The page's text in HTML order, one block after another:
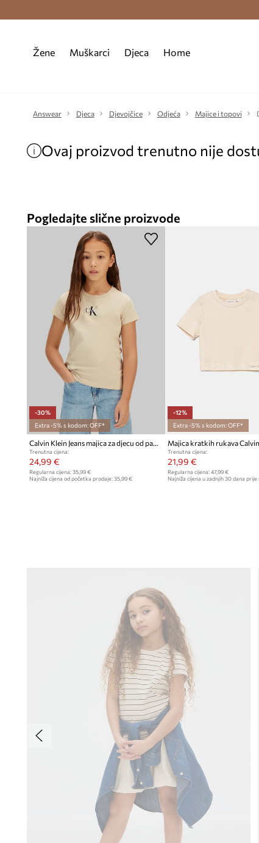
Žene Muškarci Djeca Home
Answear Djeca Djevojčice Odjeća Majice i topovi
Ovaj proizvod trenutno nije
Pogledajte slične proizvode
-30%
Extra -5% s kodom: OFF*
Calvin Klein Jeans majica za djecu od pamuka 2-pack
Trenutna cijena:
24,99 €
Regularna cijena: 35,99 €
Najniža cijena od početka prodaje: 35,99 €
-12%
Extra -5% s kodom: OFF*
Majica kratkih rukava Calvin
Trenutna cijena:
21,99 €
Regularna cijena:47,99 €
Najniža cijena u zadnjih 30 dana prije